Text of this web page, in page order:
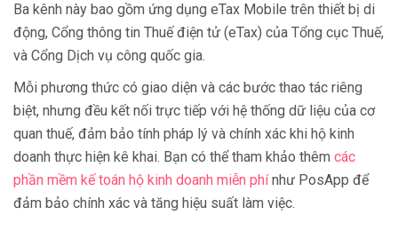
Ba kênh này bao gồm ứng dụng eTax Mobile trên thiết bị di
động, Cổng thông tin Thuế điện tử (eTax) của Tổng cục Thuế,
và Cổng Dịch vụ công quốc gia.
Mỗi phương thức có giao diện và các bước thao tác riêng
biệt, nhưng đều kết nối trực tiếp với hệ thống dữ liệu của cơ
quan thuế, đảm bảo tính pháp lý và chính xác khi hộ kinh
doanh thực hiện kê khai. Bạn có thể tham khảo thêm các
phần mềm kế toán hộ kinh doanh miễn phínhư PosApp để
đảm bảo chính xác và tăng hiệu suất làm việc.